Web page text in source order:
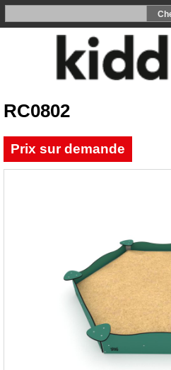
RC0802
Prix sur demande